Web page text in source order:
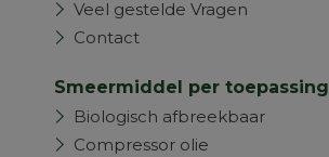
Veel gestelde Vragen
Contact
Smeermiddel per toepassing
Biologisch afbreekbaar
Compressor olie